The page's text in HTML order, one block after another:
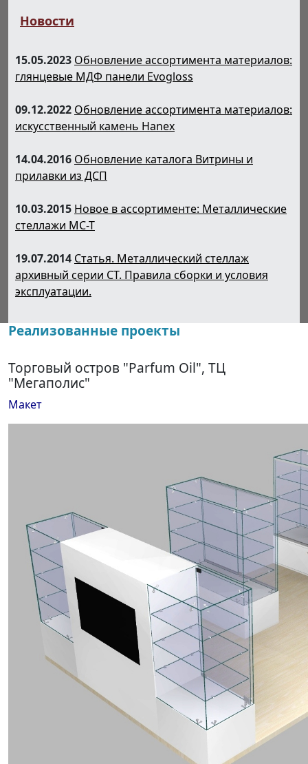
Новости
15.05.2023 Обновление ассортимента материалов:
глянцевые МДФ панели Evogloss
09.12.2022 Обновление ассортимента материалов:
искусственный камень Hanex
14.04.2016 Обновление каталога Витрины и
прилавки из ДСП
10.03.2015 Новое в ассортименте: Металлические
стеллажи МС-Т
19.07.2014 Статья. Металлический стеллаж
архивный серии СТ. Правила сборки и условия
эксплуатации.
Реализованные проекты
Торговый остров "Parfum Oil", ТЦ
"Мегаполис"
Макет